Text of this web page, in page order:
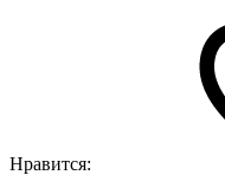
Нравится: